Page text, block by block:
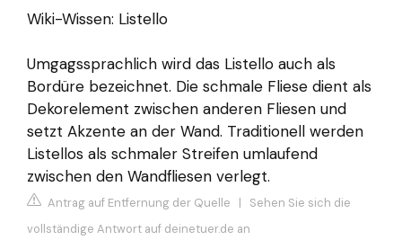
Wiki-Wissen: Listello
Umgagssprachlich wird das Listello auch als
Bordüre bezeichnet. Die schmale Fliese dient als
Dekorelement zwischen anderen Fliesen und
setzt Akzente an der Wand. Traditionell werden
Listellos als schmaler Streifen umlaufend
zwischen den Wandfliesen verlegt.
Antrag auf Entfernung der Quelle | Sehen Sie sich die
vollständige Antwort auf deinetuer.de an